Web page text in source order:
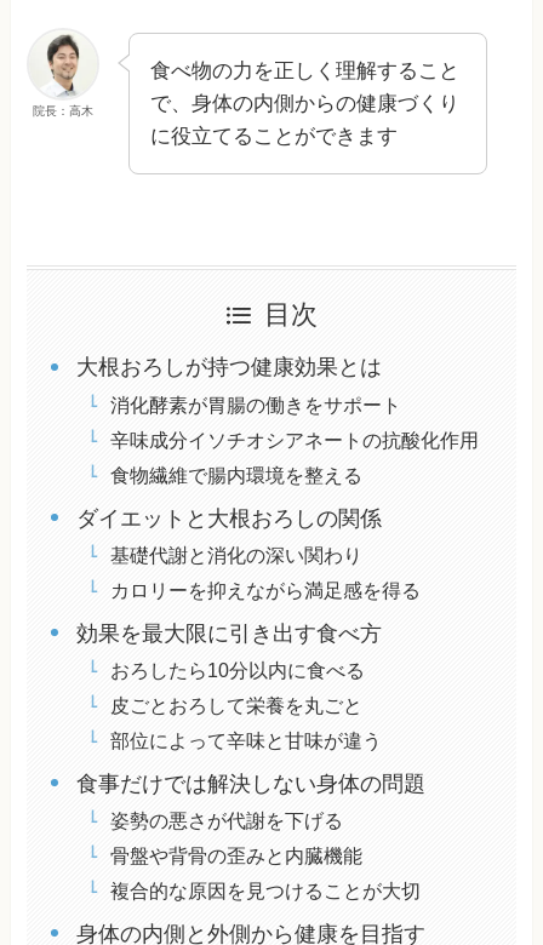
院長：高木
食べ物の力を正しく理解すること
で、身体の内側からの健康づくり
に役立てることができます
目次
大根おろしが持つ健康効果とは
消化酵素が胃腸の働きをサポート
辛味成分イソチオシアネートの抗酸化作用
食物繊維で腸内環境を整える
ダイエットと大根おろしの関係
基礎代謝と消化の深い関わり
カロリーを抑えながら満足感を得る
効果を最大限に引き出す食べ方
おろしたら10分以内に食べる
皮ごとおろして栄養を丸ごと
部位によって辛味と甘味が違う
食事だけでは解決しない身体の問題
姿勢の悪さが代謝を下げる
骨盤や背骨の歪みと内臓機能
複合的な原因を見つけることが大切
身体の内側と外側から健康を目指す